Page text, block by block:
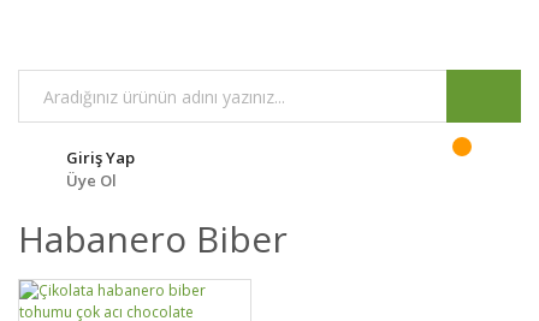
Giriş Yap
Üye Ol
Habanero Biber